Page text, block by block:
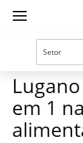
Guia
Mercado de franquias
em 1